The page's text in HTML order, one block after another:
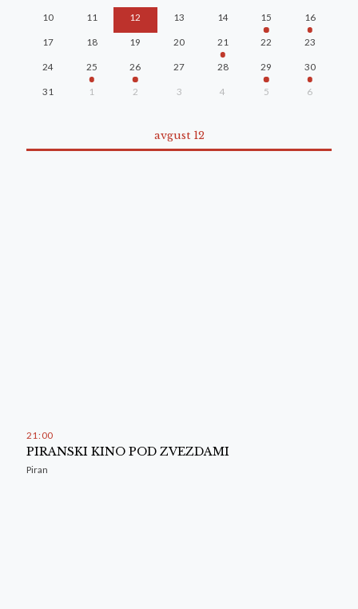
10 11 12 13 14 15 16
17 18 19 20 21 22 23
24 25 26 27 28 29 30
31 1 2 3 4 5 6
avgust 12
21 : 00
PIRANSKI KINO POD ZVEZDAMI
Piran